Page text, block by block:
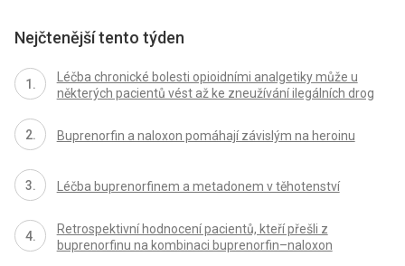
Nejčtenější tento týden
Léčba chronické bolesti opioidními analgetiky může u
některých pacientů vést až ke zneužívání ilegálních drog
Buprenorfin a naloxon pomáhají závislým na heroinu
Léčba buprenorfinem a metadonem v těhotenství
Retrospektivní hodnocení pacientů, kteří přešli z
buprenorfinu na kombinaci buprenorfin–naloxon